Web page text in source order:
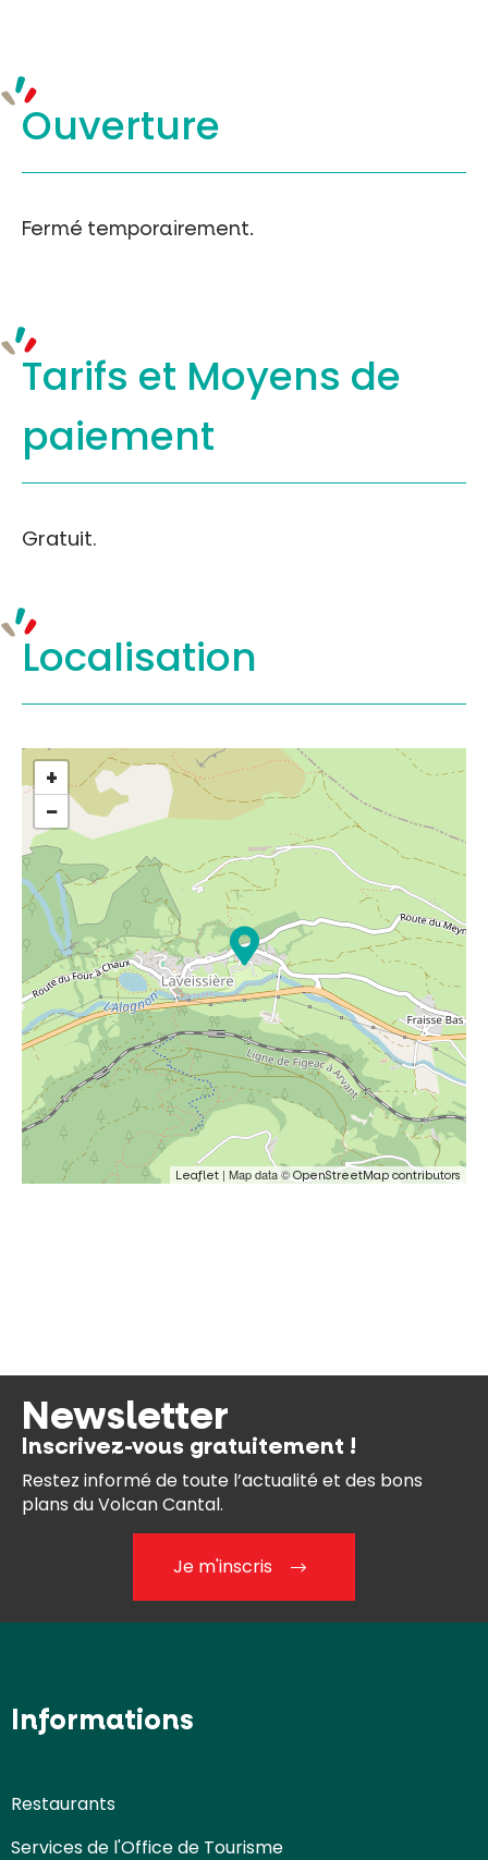
Ouverture
Fermé temporairement.
Tarifs et Moyens de
paiement
Gratuit.
Localisation
+
−
Leaflet | Map data ©OpenStreetMap contributors
Newsletter
Inscrivez-vous gratuitement !
Restez informé de toute l’actualité et des bons
plans du Volcan Cantal.
Je m'inscris
Informations
Restaurants
Services de l'Office de Tourisme